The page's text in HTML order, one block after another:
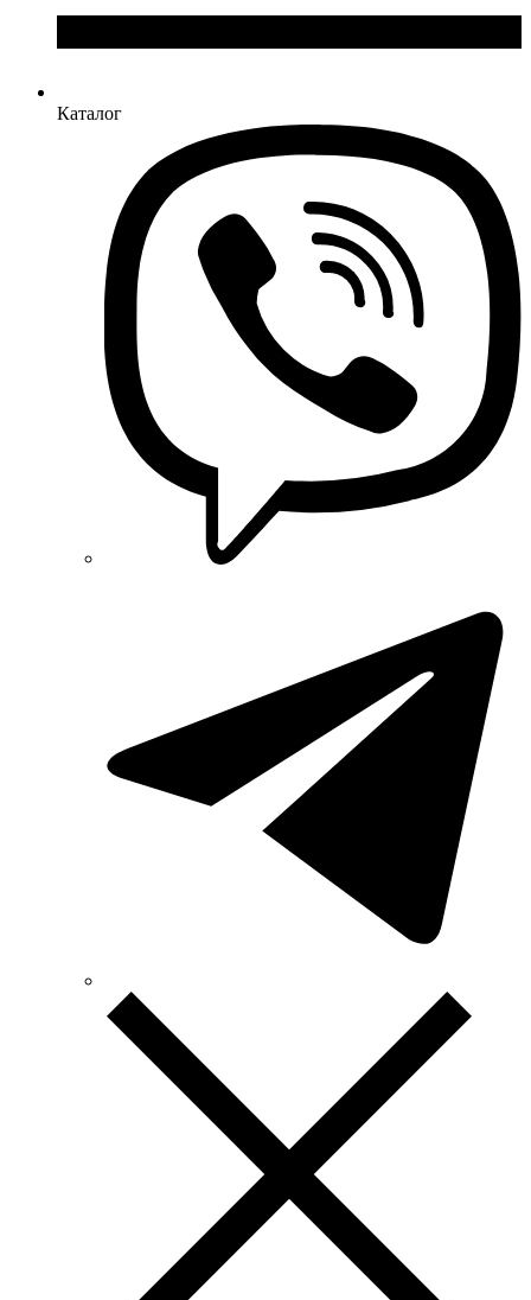
PYLONTECH (Китай)
Raut (Україна)
REM POWER (Словенія)
Schneider-Electric (Франція)
Selec (Індія)
SEZ (Словаччина)
Siemens (Німеччина)
Smart-MAIC
SOFAR (Китай)
Sungrow (Китай)
TAB (Словенія)
Takel (УкраЇна)
Technoelectric (Італія)
Technosystems (Україна)
TEKPAN (Туреччина)
Vimar (Італія)
Volter (Україна)
Білмакс
Запорізький завод кольорових металів (ЗЗКМ)
Каблекс Одеса
Мегомметр (Україна)
Новатек-Електро (Україна)
Одескабель Одеський кабельний завод
Укренерго-Альянс (Україна)
Каталог